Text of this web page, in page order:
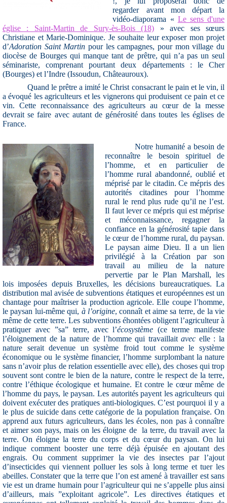
regarder avant mon départ la
vidéo-diaporama « Le sens d'une
église : Saint-Martin de Sury-ès-Bois (18) » avec ses sœurs
Christiane et Marie-Dominique. Je souhaite leur exposer mon projet
d’Adoration Saint Martin pour les campagnes, pour mon village du
diocèse de Bourges qui manque tant de prêtre, qui n’a pas un seul
séminariste, comprenant pourtant deux départements : le Cher
(Bourges) et l’Indre (Issoudun, Châteauroux).
Quand le prêtre a imité le Christ consacrant le pain et le vin, il
a évoqué les agriculteurs et les vignerons qui produisent ce pain et ce
vin. Cette reconnaissance des agriculteurs au cœur de la messe
devrait se faire avec autant de générosité dans toutes les églises de
France.
Notre humanité a besoin de
reconnaître le besoin spirituel de
l’homme, et en particulier de
l’homme rural abandonné, oublié et
méprisé par le citadin. Ce mépris des
autorités citadines pour l’homme
rural le rend plus rude qu’il ne l’est.
Il faut lever ce mépris qui est méprise
et méconnaissance, regagner la
confiance en la générosité tapie dans
le cœur de l’homme rural, du paysan.
Le paysan aime Dieu. Il a un lien
privilégié à la Création par son
travail au milieu de la nature
pervertie par le Plan Marshall, les
lois imposées depuis Bruxelles, les décisions bureaucratiques. La
distribution mal avisée de subventions étatiques et européennes est un
chantage pour maîtriser la production agricole. Elle coupe l’homme,
le paysan lui-même qui, à l’origine, connaît et aime sa terre, de la vie
même de cette terre. Les subventions éhontées obligent l’agriculteur à
pratiquer avec ”sa” terre, avec l’écosystème (ce terme manifeste
l’éloignement de la nature de l’homme qui travaillaitavec elle : la
nature serait devenue un système froid tout comme le système
économique ou le système financier, l’homme surplombant la nature
sans n’avoir plus de relation essentielle avec elle), des choses qui trop
souvent sont contre le bien de la nature, contre le respect de la terre,
contre l’éthique écologique et humaine. Et contre le cœur même de
l’homme du pays, le paysan. Les autorités payent les agriculteurs qui
doivent exécuter des pratiques anti-biologiques. C’est pourquoi il y a
le plus de suicide dans cette catégorie de la population française. On
apprend aux futurs agriculteurs, dans les écoles, non pas à connaître
et aimer son pays, mais on les éloigne de la terre, du travail avec la
terre. On éloigne la terre du corps et du cœur du paysan. On lui
indique comment booster une terre déjà épuisée en ajoutant des
engrais. Ou comment supprimer la vie des insectes par l’ajout
d’insecticides qui viennent polluer les sols à long terme et tuer les
abeilles. Constater que la terre que l’on est amené à travailler est sans
vie est un drame humain pour l’agriculteur qui ne s’appelle plus ainsi
d’ailleurs, mais ”exploitant agricole”. Les directives étatiques et